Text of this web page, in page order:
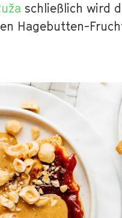
schließlich wird
Hagebutten-